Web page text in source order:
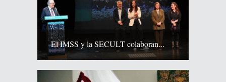
El IMSS y la SECULT colaboran...